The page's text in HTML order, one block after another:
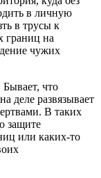
в личную
в трусы к
границ на
чужих
что
деле развязывает
В таких
защите
или каких-то